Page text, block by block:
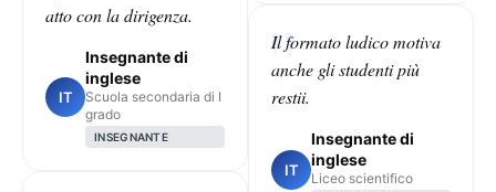
atto con la dirigenza.
IT
Insegnante di
inglese
Scuola secondaria di I
grado
INSEGNANTE
Il formato ludico motiva
anche gli studenti più
restii.
IT
Insegnante di
inglese
Liceo scientifico